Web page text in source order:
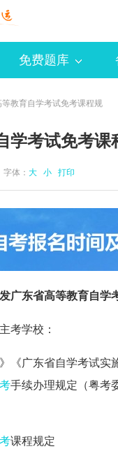
免费题库
教育自学考试免考课程规
学考试免考课
体： 大 小 打印
广东省高等教育自学
考学校：
《广东省自学考试
手续办理规定（粤考
课程规定